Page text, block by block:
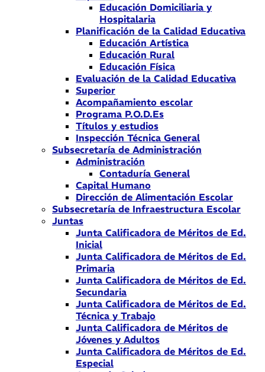
Educación Domiciliaria y
Hospitalaria
Planificación de la Calidad Educativa
Educación Artística
Educación Rural
Educación Física
Evaluación de la Calidad Educativa
Superior
Acompañamiento escolar
Programa P.O.D.Es
Títulos y estudios
Inspección Técnica General
Subsecretaría de Administración
Administración
Contaduría General
Capital Humano
Dirección de Alimentación Escolar
Subsecretaría de Infraestructura Escolar
Juntas
Junta Calificadora de Méritos de Ed.
Inicial
Junta Calificadora de Méritos de Ed.
Primaria
Junta Calificadora de Méritos de Ed.
Secundaria
Junta Calificadora de Méritos de Ed.
Técnica y Trabajo
Junta Calificadora de Méritos de
Jóvenes y Adultos
Junta Calificadora de Méritos de Ed.
Especial